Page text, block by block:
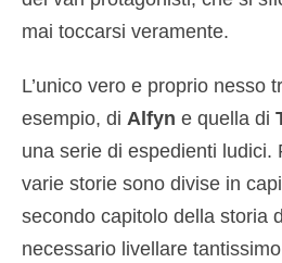
mai toccarsi veramente.
L’unico vero e proprio nesso
esempio, di Alfyn e quella di
una serie di espedienti ludici.
varie storie sono divise in
secondo capitolo della storia
necessario livellare